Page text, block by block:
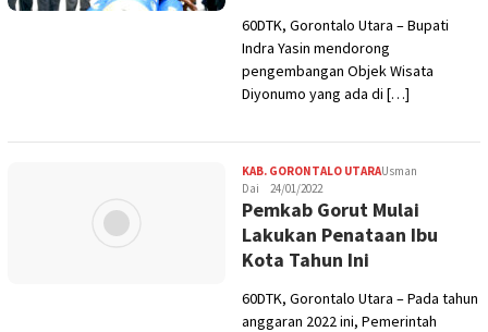
60DTK, Gorontalo Utara – Bupati
Indra Yasin mendorong
pengembangan Objek Wisata
Diyonumo yang ada di […]
KAB. GORONTALO UTARAUsman
Dai
24/01/2022
Pemkab Gorut Mulai
Lakukan Penataan Ibu
Kota Tahun Ini
60DTK, Gorontalo Utara – Pada tahun
anggaran 2022 ini, Pemerintah